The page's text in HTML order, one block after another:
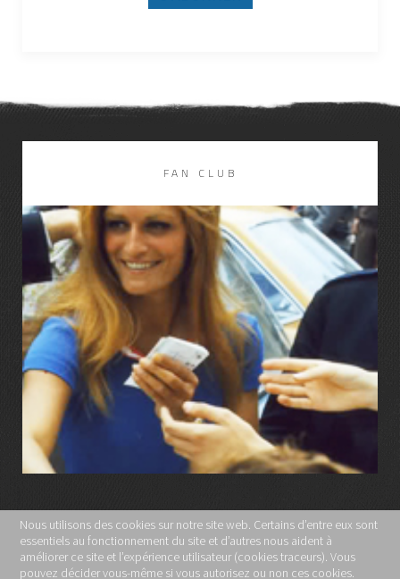
FAN CLUB
LIRE LA SUITE
MENTIONS LÉGALES
POLITIQUE DE CONFIDENTIALITÉ
Nous utilisons des cookies sur notre site web. Certains d’entre eux sont
essentiels au fonctionnement du site et d’autres nous aident à
améliorer ce site et l’expérience utilisateur (cookies traceurs). Vous
pouvez décider vous-même si vous autorisez ou non ces cookies.